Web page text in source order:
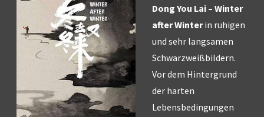
Dong You Lai – Winter
after Winterin ruhigen
und sehr langsamen
Schwarzweißbildern.
Vor dem Hintergrund
der harten
Lebensbedingungen